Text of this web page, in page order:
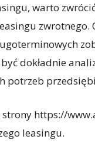
warto
dokładnie
potrzeb
https://
leasingu.